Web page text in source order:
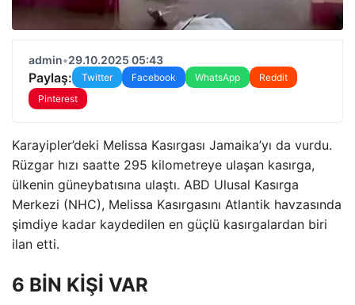
admin•29.10.2025 05:43
Paylaş: Twitter Facebook WhatsApp
Reddit
Pinterest
Karayipler’deki Melissa Kasırgası Jamaika’yı da vurdu.
Rüzgar hızı saatte 295 kilometreye ulaşan kasırga,
ülkenin güneybatısına ulaştı. ABD Ulusal Kasırga
Merkezi (NHC), Melissa Kasırgasını Atlantik havzasında
şimdiye kadar kaydedilen en güçlü kasırgalardan biri
ilan etti.
6 BİN KİŞİ VAR